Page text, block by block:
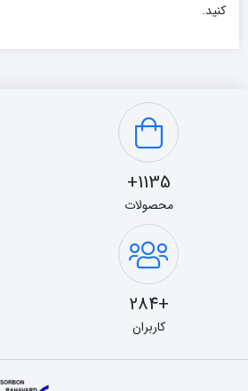
کنید.
1135+
محصولات
+284
کاربران